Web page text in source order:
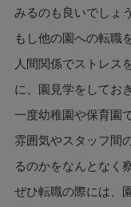
みるのも良いでしょう
もし他の園への転職
人間関係でストレス
に、園見学をしてお
一度幼稚園や保育園
雰囲気やスタッフ間
るのかをなんとなく
ぜひ転職の際には、